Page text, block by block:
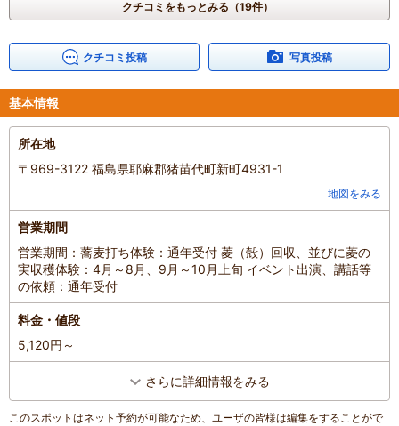
蕎麦打ち体験中もとても楽しかったですが、先生が目の前で茹で上
空いていた
人数 ： 3人～5人
投稿日：2025年8月17日
クチコミをもっとみる（19件）
クチコミ投稿 写真投稿
基本情報
所在地
〒969-3122 福島県耶麻郡猪苗代町新町4931-1
地図をみる
営業期間
営業期間：蕎麦打ち体験：通年受付 菱（殻）回収、並びに菱の
実収穫体験：4月～8月、9月～10月上旬 イベント出演、講話等
の依頼：通年受付
料金・値段
5,120円～
さらに詳細情報をみる
このスポットはネット予約が可能なため、ユーザの皆様は編集をすることがで